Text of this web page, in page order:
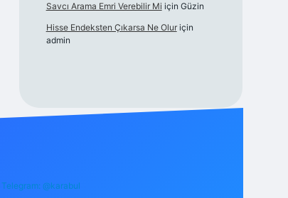
Savcı Arama Emri Verebilir Mi için Güzin
Hisse Endeksten Çıkarsa Ne Oluriçin
admin
Telegram: @karabul